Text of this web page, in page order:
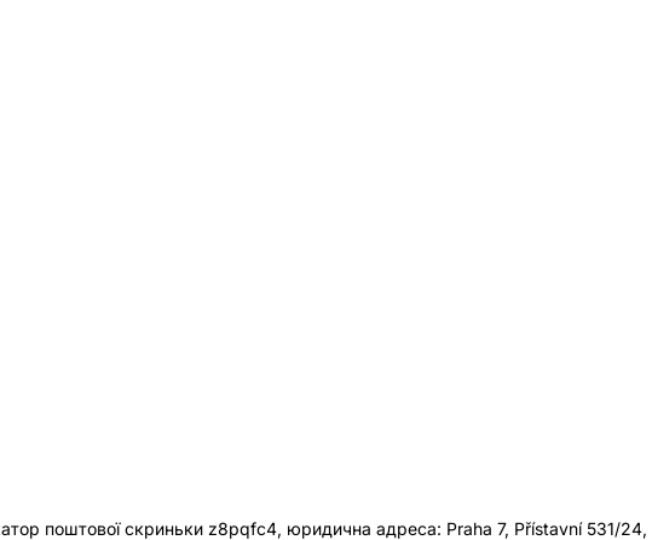
поштової скриньки z8pqfc4, юридична адреса: Praha 7, Přístavní 531/24,